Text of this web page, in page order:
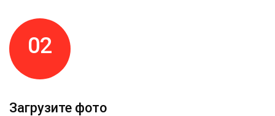
02
Загрузите фото